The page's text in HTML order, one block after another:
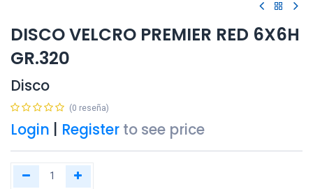
DISCO VELCRO PREMIER RED 6X6H
GR.320
Disco
(0 reseña)
Login Register to see price